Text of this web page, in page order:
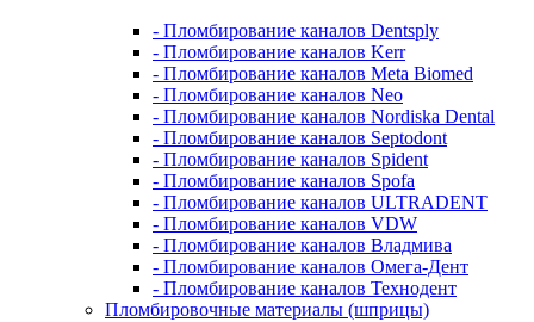
- Пломбирование каналов Dentsply
- Пломбирование каналов Kerr
- Пломбирование каналов Meta Biomed
- Пломбирование каналов Neo
- Пломбирование каналов Nordiska Dental
- Пломбирование каналов Septodont
- Пломбирование каналов Spident
- Пломбирование каналов Spofa
- Пломбирование каналов ULTRADENT
- Пломбирование каналов VDW
- Пломбирование каналов Владмива
- Пломбирование каналов Омега-Дент
- Пломбирование каналов Технодент
Пломбировочные материалы (шприцы)